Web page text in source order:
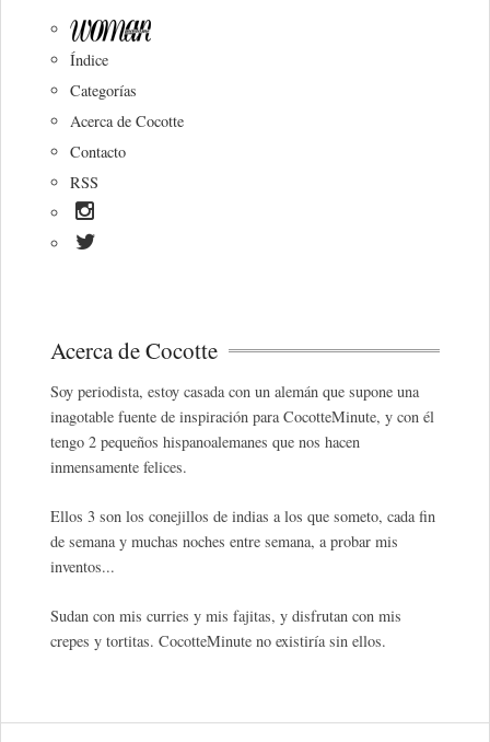
Índice
Categorías
Acerca de Cocotte
Contacto
RSS
Acerca de Cocotte
Soy periodista, estoy casada con un alemán que supone una
inagotable fuente de inspiración para CocotteMinute, y con él
tengo 2 pequeños hispanoalemanes que nos hacen
inmensamente felices.
Ellos 3 son los conejillos de indias a los que someto, cada fin
de semana y muchas noches entre semana, a probar mis
inventos...
Sudan con mis curries y mis fajitas, y disfrutan con mis
crepes y tortitas. CocotteMinute no existiría sin ellos.